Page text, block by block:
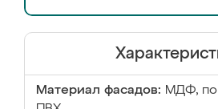
Материал фасадов: МДФ,